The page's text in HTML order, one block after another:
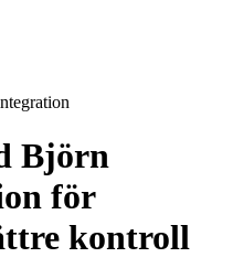
Björn
för
kontroll